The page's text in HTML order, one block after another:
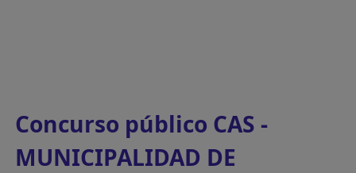
Concurso público CAS -
MUNICIPALIDAD DE